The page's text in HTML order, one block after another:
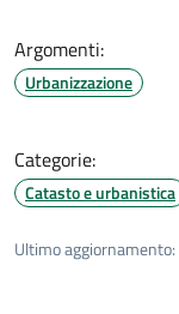
Argomenti:
Urbanizzazione
Categorie:
Catasto e urbanistica
Ultimo aggiornamento: